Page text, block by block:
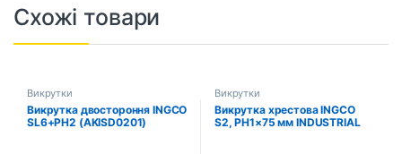
Схожі товари
Викрутки
Викрутка двостороння INGCO
SL6+PH2 (AKISD0201)
Викрутки
Викрутка хрестова INGCO
S2, PH1×75 мм INDUSTRIAL